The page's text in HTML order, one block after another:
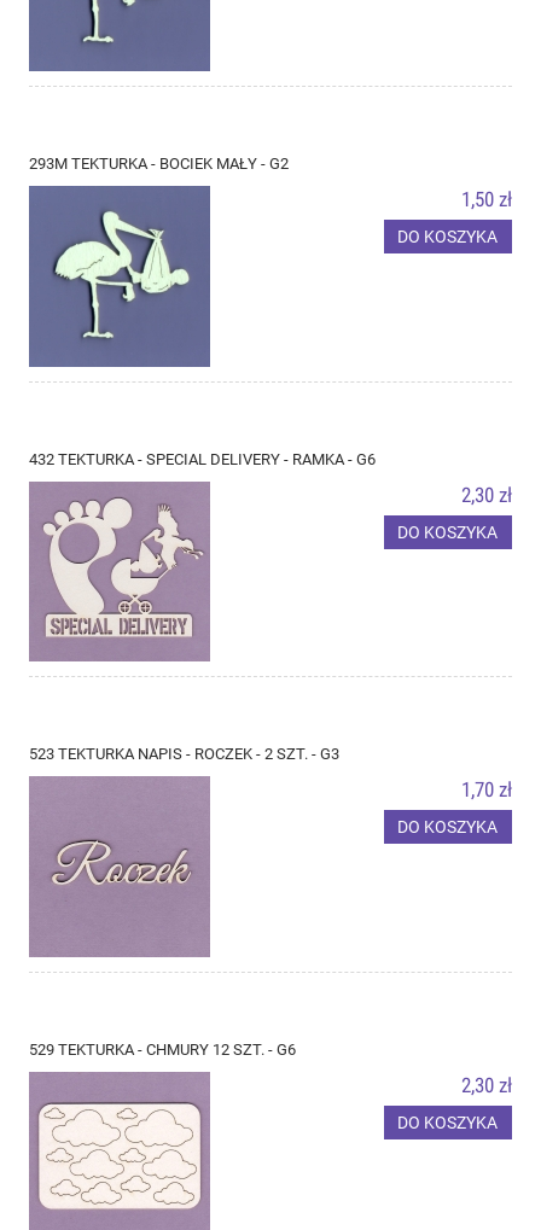
293M TEKTURKA - BOCIEK MAŁY - G2
1,50 zł
DO KOSZYKA
432 TEKTURKA - SPECIAL DELIVERY - RAMKA - G6
2,30 zł
DO KOSZYKA
523 TEKTURKA NAPIS - ROCZEK - 2 SZT. - G3
1,70 zł
DO KOSZYKA
529 TEKTURKA - CHMURY 12 SZT. - G6
2,30 zł
DO KOSZYKA